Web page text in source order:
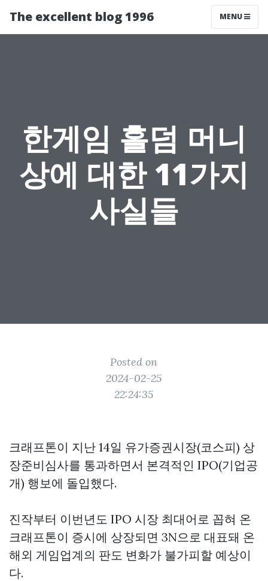
The excellent blog 1996 MENU
한게임 홀덤 머니
상에 대한 11가지
사실들
Posted on
2024-02-25
22:24:35
크래프톤이 지난 14일 유가증권시장(코스피) 상
장준비심사를 통과하면서 본격적인 IPO(기업공
개) 행보에 돌입했다.
진작부터 이번년도 IPO 시장 최대어로 꼽혀 온
크래프톤이 증시에 상장되면 3N으로 대표돼 온
해외 게임업계의 판도 변화가 불가피할 예상이
다.